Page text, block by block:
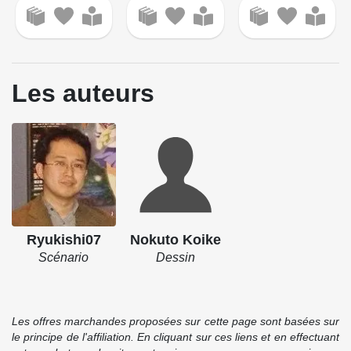
Les auteurs
Ryukishi07
Scénario
Nokuto Koike
Dessin
Les offres marchandes proposées sur cette page sont basées sur
le principe de l'affiliation. En cliquant sur ces liens et en effectuant